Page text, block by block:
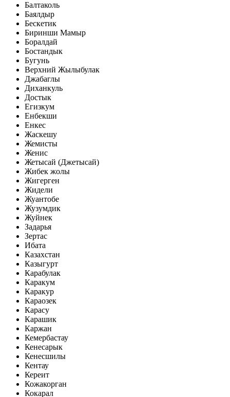
Балтаколь
Баялдыр
Бескетик
Биринши Мамыр
Боралдай
Бостандык
Бугунь
Верхний Жылыбулак
Джабаглы
Диханкуль
Достык
Егизкум
Енбекши
Енкес
Жаскешу
Жемисты
Женис
Жетысай (Джетысай)
Жибек жолы
Жигерген
Жидели
Жуантобе
Жузумдик
Жуйнек
Задарья
Зертас
Ибата
Казахстан
Казыгурт
Карабулак
Каракум
Каракур
Караозек
Карасу
Карашик
Каржан
Кемербастау
Кенесарык
Кенесшилы
Кентау
Кереит
Кожакорган
Кокарал